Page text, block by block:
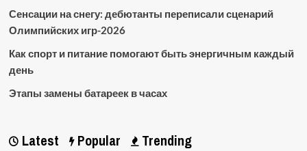
Сенсации на снегу: дебютанты переписали сценарий
Олимпийских игр-2026
Как спорт и питание помогают быть энергичным каждый
день
Этапы замены батареек в часах
Latest Popular Trending